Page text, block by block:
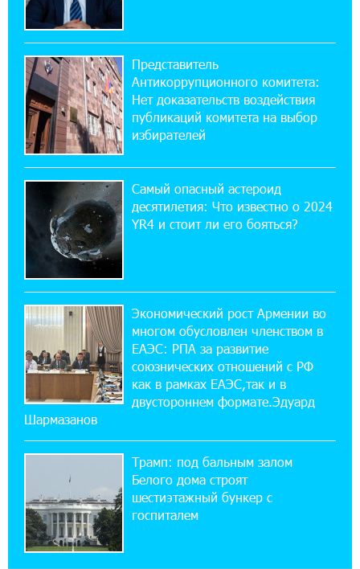
Платформа Rate.Trading на Seaside Startup
Summit: IDBank представил инновационное
решение
14:44:13 29-07-2026
Состоялось открытие Khachaturian Rooftop
при поддержке IDBank
Пашинян ты упустил свой шанс уйти
спокойно. Аршак Карапетян
12:04:53 28-07-2026
Обновленный Центр продаж и обслуживания
в Арарате
22:28:49 27-07-2026
Никогда Нагорный Карабах не был в составе
независимого Азербайджана. Аршак
обратился к президенту страны с просьбой
содействовать освобождению армянских заключенных,
осужденных в Азербайджане
12:17:04 23-07-2026
Против кого вооружается Азербайджан?
Представитель
Антикоррупционного комитета:
Нет доказательств воздействия
публикаций комитета на выбор
избирателей
Самый опасный астероид
десятилетия: Что известно о 2024
YR4 и стоит ли его бояться?
Экономический рост Армении во
многом обусловлен членством в
ЕАЭС: РПА за развитие
союзнических отношений с РФ
как в рамках ЕАЭС,так и в
двустороннем формате.Эдуард
Шармазанов
Трамп: под бальным залом
Белого дома строят
шестиэтажный бункер с
госпиталем